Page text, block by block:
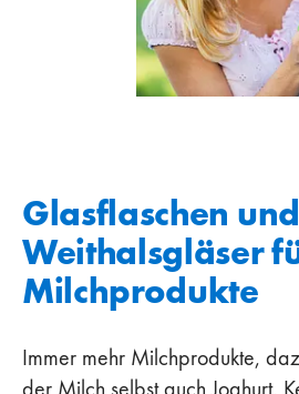
Glasflaschen und
Weithalsgläser
Milchprodukte
Immer mehr Milchprodukte,